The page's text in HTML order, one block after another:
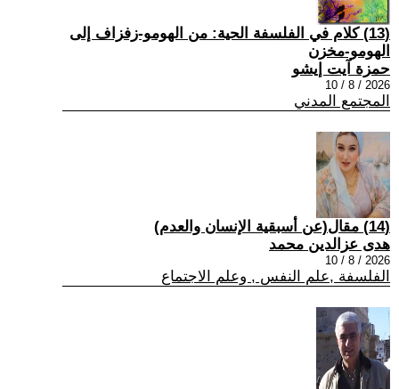
(13) كلام في الفلسفة الحية: من الهومو-زفزاف إلى
الهومو-مخزن
حمزة آيت إيشو
2026 / 8 / 10
المجتمع المدني
(14) مقال(عن أسبقية الإنسان والعدم)
هدى عزالدين محمد
2026 / 8 / 10
الفلسفة ,علم النفس , وعلم الاجتماع